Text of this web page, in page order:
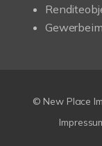
© New Place